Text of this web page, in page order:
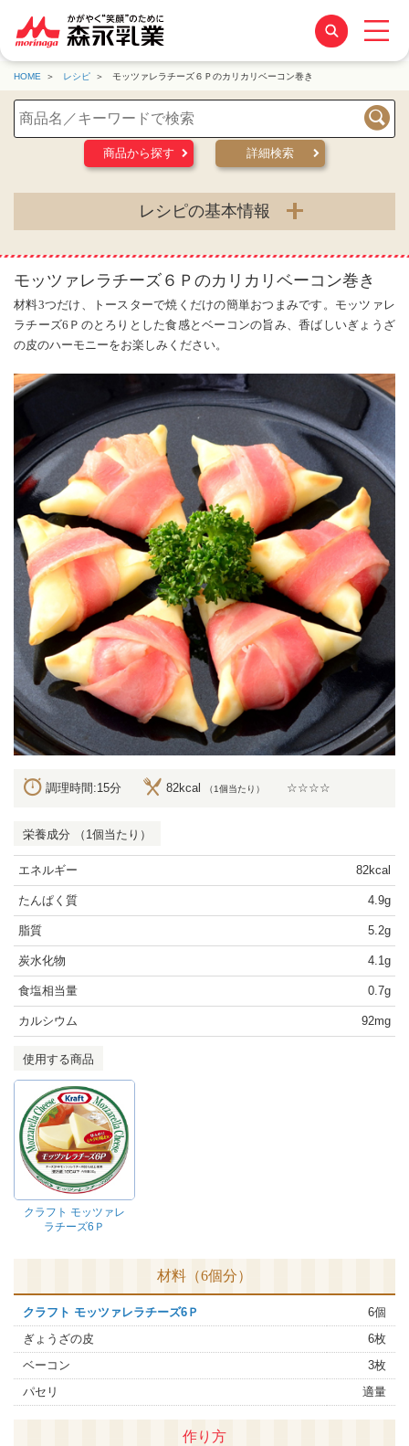
HOME レシピ モッツァレラチーズ６Ｐのカリカリベーコン巻き
検索
商品から探す
詳細検索
レシピの基本情報
モッツァレラチーズ６Ｐのカリカリベーコン巻き
材料3つだけ、トースターで焼くだけの簡単おつまみです。モッツァレ
ラチーズ6Ｐのとろりとした食感とベーコンの旨み、香ばしいぎょうざ
の皮のハーモニーをお楽しみください。
調理時間:15分 82kcal （1個当たり） ☆☆☆☆
栄養成分 （1個当たり）
エネルギー 82kcal
たんぱく質 4.9g
脂質 5.2g
炭水化物 4.1g
食塩相当量 0.7g
カルシウム 92mg
使用する商品
クラフト モッツァレ
ラチーズ6Ｐ
材料（6個分）
クラフト モッツァレラチーズ6Ｐ
6個
ぎょうざの皮
6枚
ベーコン
3枚
パセリ
適量
作り方